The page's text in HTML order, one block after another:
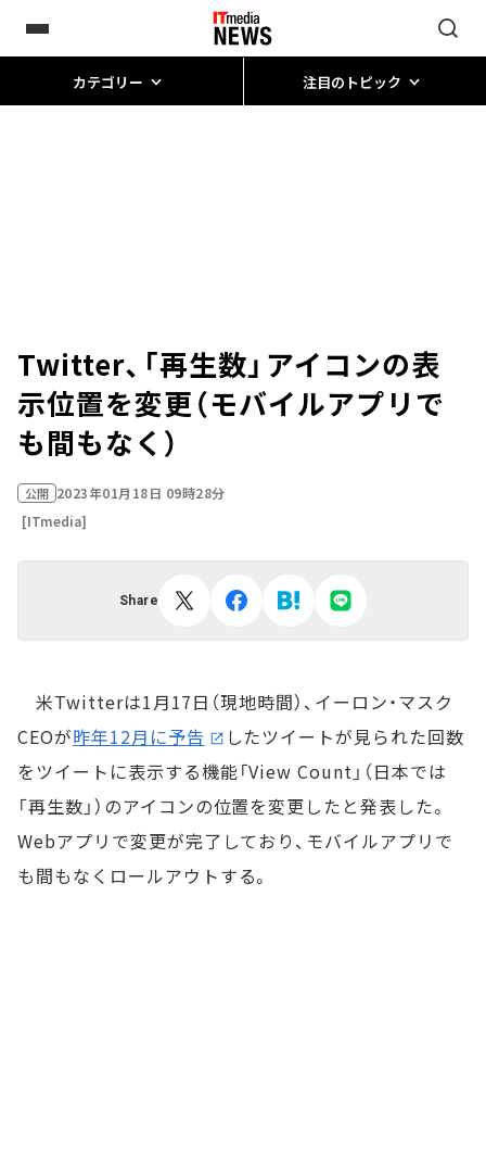
カテゴリー 注目のトピック
Twitter、「再生数」アイコンの表
示位置を変更（モバイルアプリで
も間もなく）
公開 2023年01月18日 09時28分
[ITmedia]
Share
米Twitterは1月17日（現地時間）、イーロン・マスク
CEOが昨年12月に予告
したツイートが見られた回数
をツイートに表示する機能「View Count」（日本では
「再生数」）のアイコンの位置を変更したと発表した。
Webアプリで変更が完了しており、モバイルアプリで
も間もなくロールアウトする。